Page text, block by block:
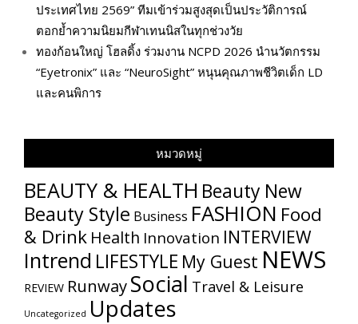
ประเทศไทย 2569” ทีมเข้าร่วมสูงสุดเป็นประวัติการณ์
ตอกย้ำความนิยมกีฬาเทนนิสในทุกช่วงวัย
ทองก้อนใหญ่ โฮลดิ้ง ร่วมงาน NCPD 2026 นำนวัตกรรม
“Eyetronix” และ “NeuroSight” หนุนคุณภาพชีวิตเด็ก LD
และคนพิการ
หมวดหมู่
BEAUTY & HEALTH Beauty New
Beauty Style Business FASHION Food
& Drink Health Innovation INTERVIEW
Intrend LIFESTYLE My​ Guest NEWS
REVIEW RunwaySocial Travel & Leisure
Uncategorized Updates